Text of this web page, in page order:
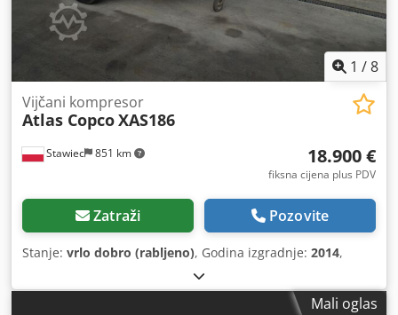
1 /8
Stawiec 851 km
Vijčani kompresor
Atlas CopcoXAS186
18.900 €
fiksna cijena plus PDV
Zatraži Pozovite
Stanje: vrlo dobro (rabljeno), Godina izgradnje: 2014,
Mali oglas